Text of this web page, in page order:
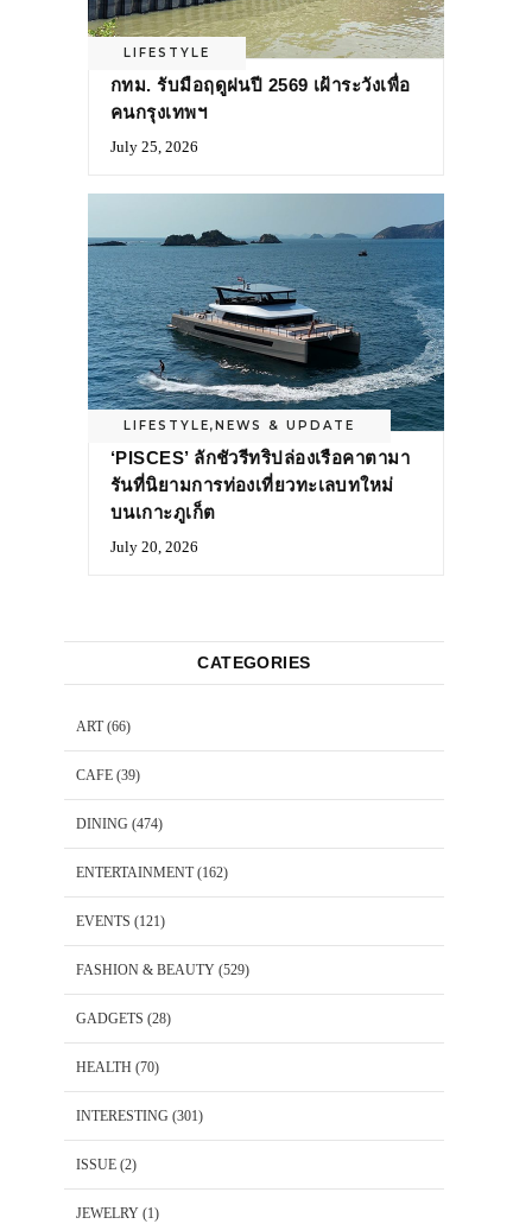
LIFESTYLE
กทม. รับมือฤดูฝนปี 2569 เฝ้าระวังเพื่อ
คนกรุงเทพฯ
July 25, 2026
LIFESTYLE,NEWS & UPDATE
‘PISCES’ ลักชัวรีทริปล่องเรือคาตามา
รันที่นิยามการท่องเที่ยวทะเลบทใหม่
บนเกาะภูเก็ต
July 20, 2026
CATEGORIES
ART(66)
CAFE (39)
DINING (474)
ENTERTAINMENT(162)
EVENTS (121)
FASHION & BEAUTY (529)
GADGETS (28)
HEALTH (70)
INTERESTING (301)
ISSUE (2)
JEWELRY (1)